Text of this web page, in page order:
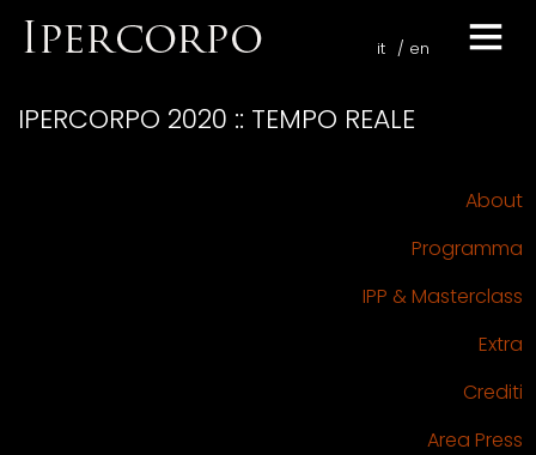
it en
IPERCORPO 2020 :: TEMPO REALE
About
Programma
IPP & Masterclass
Extra
Crediti
Area Press